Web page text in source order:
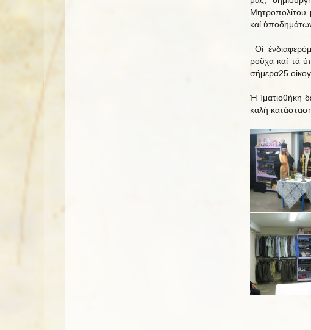
Μητροπολίτου
καί
Οἱ
ροῦχα καί τά
σήμερα25
Ἡ Ἱματιοθήκη
καλή